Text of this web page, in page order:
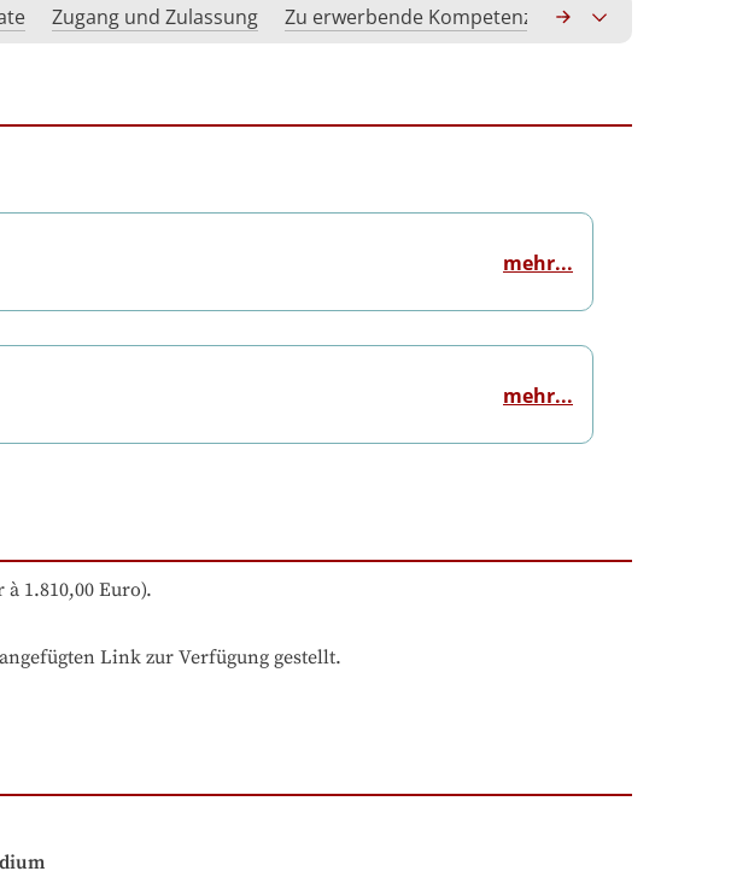
Zugang und Zulassung Zu erwerbende Kompetenzen Anerkennung
mehr...
mehr...
à 1.810,00 Euro).
Link zur Verfügung gestellt.